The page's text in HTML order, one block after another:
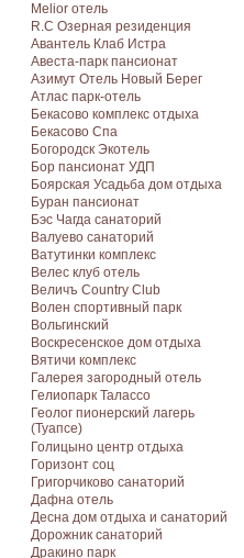
Melior отель
R.C Озерная резиденция
Авантель Клаб Истра
Авеста-парк пансионат
Азимут Отель Новый Берег
Атлас парк-отель
Бекасово комплекс отдыха
Бекасово Спа
Богородск Экотель
Бор пансионат УДП
Боярская Усадьба дом отдыха
Буран пансионат
Бэс Чагда санаторий
Валуево санаторий
Ватутинки комплекс
Велес клуб отель
Величъ Country Club
Волен спортивный парк
Вольгинский
Воскресенское дом отдыха
Вятичи комплекс
Галерея загородный отель
Гелиопарк Талассо
Геолог пионерский лагерь
(Туапсе)
Голицыно центр отдыха
Горизонт соц
Григорчиково санаторий
Дафна отель
Десна дом отдыха и санаторий
Дорожник санаторий
Дракино парк